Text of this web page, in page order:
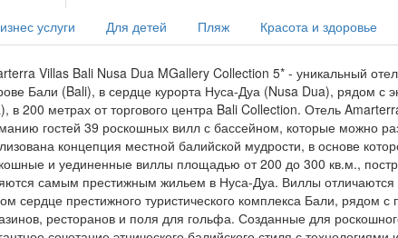
услуги Для детей Пляж Красота и здоровье
Villas Bali Nusa Dua MGallery Collection 5* - уникальный
Бали (Bali), в сердце курорта Нуса-Дуа (Nusa Dua), рядом
в 200 метрах от торгового центра Bali Collection. Отель
гостей 39 роскошных вилл с бассейном, которые можно
концепция местной балийской мудрости, в основе
и уединенные виллы площадью от 200 до 300 кв.м.,
самым престижным жильем в Нуса-Дуа. Виллы
сердце престижного туристического комплекса Бали, рядом
ресторанов и поля для гольфа. Созданные для